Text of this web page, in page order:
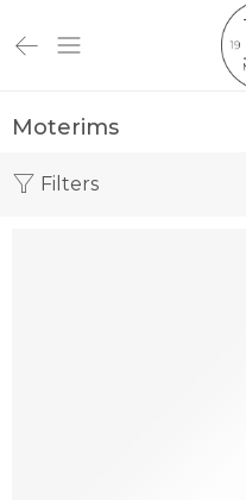
Moterims
Filters